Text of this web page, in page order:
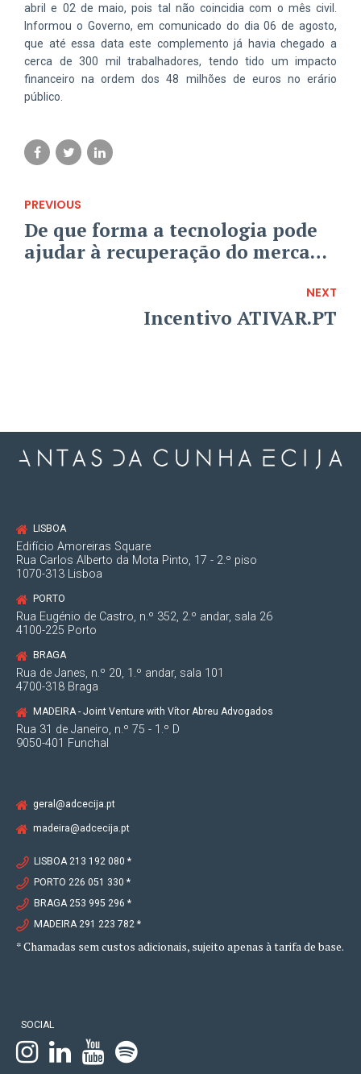
abril e 02 de maio, pois tal não coincidia com o mês civil.
Informou o Governo, em comunicado do dia 06 de agosto,
que até essa data este complemento já havia chegado a
cerca de 300 mil trabalhadores, tendo tido um impacto
financeiro na ordem dos 48 milhões de euros no erário
público.
PREVIOUS
De que forma a tecnologia pode
ajudar à recuperação do mercado
NEXT
Incentivo ATIVAR.PT
LISBOA
Edifício Amoreiras Square
Rua Carlos Alberto da Mota Pinto, 17 - 2.º piso
1070-313 Lisboa
PORTO
Rua Eugénio de Castro, n.º 352, 2.º andar, sala 26
4100-225 Porto
BRAGA
Rua de Janes, n.º 20, 1.º andar, sala 101
4700-318 Braga
MADEIRA - Joint Venture with Vítor Abreu Advogados
Rua 31 de Janeiro, n.º 75 - 1.º D
9050-401 Funchal
geral@adcecija.pt
madeira@adcecija.pt
LISBOA 213 192 080 *
PORTO 226 051 330 *
BRAGA 253 995 296 *
MADEIRA 291 223 782 *
* Chamadas sem custos adicionais, sujeito apenas à tarifa de base.
SOCIAL